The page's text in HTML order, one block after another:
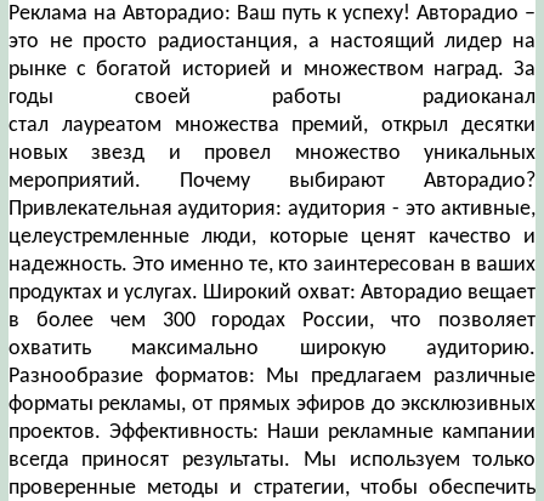
Реклама на Авторадио: Ваш путь к успеху! Авторадио –
это не просто радиостанция, а настоящий лидер на
рынке с богатой историей и множеством наград. За
годы своей работы радиоканал
стал лауреатом множества премий, открыл десятки
новых звезд и провел множество уникальных
мероприятий. Почему выбирают Авторадио?
Привлекательная аудитория: аудитория - это активные,
целеустремленные люди, которые ценят качество и
надежность. Это именно те, кто заинтересован в ваших
продуктах и услугах. Широкий охват: Авторадио вещает
в более чем 300 городах России, что позволяет
охватить максимально широкую аудиторию.
Разнообразие форматов: Мы предлагаем различные
форматы рекламы, от прямых эфиров до эксклюзивных
проектов. Эффективность: Наши рекламные кампании
всегда приносят результаты. Мы используем только
проверенные методы и стратегии, чтобы обеспечить